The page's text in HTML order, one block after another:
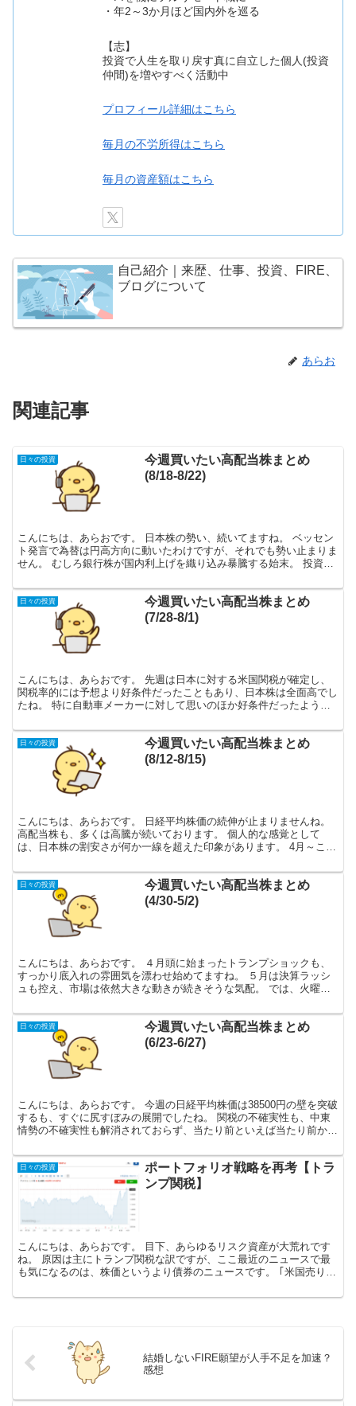
・年2～3か月ほど国内外を巡る
【志】
投資で人生を取り戻す真に自立した個人(投資
仲間)を増やすべく活動中
プロフィール詳細はこちら
毎月の不労所得はこちら
毎月の資産額はこちら
自己紹介｜来歴、仕事、投資、FIRE、
ブログについて
あらお
関連記事
日々の投資
今週買いたい高配当株まとめ
(8/18-8/22)
こんにちは、あらおです。 日本株の勢い、続いてますね。 ベッセン
ト発言で為替は円高方向に動いたわけですが、それでも勢い止まりま
せん。 むしろ銀行株が国内利上げを織り込み暴騰する始末。 投資家
日々の投資
今週買いたい高配当株まとめ
(7/28-8/1)
こんにちは、あらおです。 先週は日本に対する米国関税が確定し、
関税率的には予想より好条件だったこともあり、日本株は全面高でし
たね。 特に自動車メーカーに対して思いのほか好条件だったように
日々の投資
今週買いたい高配当株まとめ
(8/12-8/15)
こんにちは、あらおです。 日経平均株価の続伸が止まりませんね。
高配当株も、多くは高騰が続いております。 個人的な感覚として
は、日本株の割安さが何か一線を超えた印象があります。 4月～これ
日々の投資
今週買いたい高配当株まとめ
(4/30-5/2)
こんにちは、あらおです。 ４月頭に始まったトランプショックも、
すっかり底入れの雰囲気を漂わせ始めてますね。 ５月は決算ラッシ
ュも控え、市場は依然大きな動きが続きそうな気配。 では、火曜に
日々の投資
今週買いたい高配当株まとめ
(6/23-6/27)
こんにちは、あらおです。 今週の日経平均株価は38500円の壁を突破
するも、すぐに尻すぼみの展開でしたね。 関税の不確実性も、中東
情勢の不確実性も解消されておらず、当たり前といえば当たり前かも
日々の投資
ポートフォリオ戦略を再考【トラ
ンプ関税】
こんにちは、あらおです。 目下、あらゆるリスク資産が大荒れです
ね。 原因は主にトランプ関税な訳ですが、ここ最近のニュースで最
も気になるのは、株価というより債券のニュースです。 ｢米国売り｣
結婚しないFIRE願望が人手不足を加速？
感想